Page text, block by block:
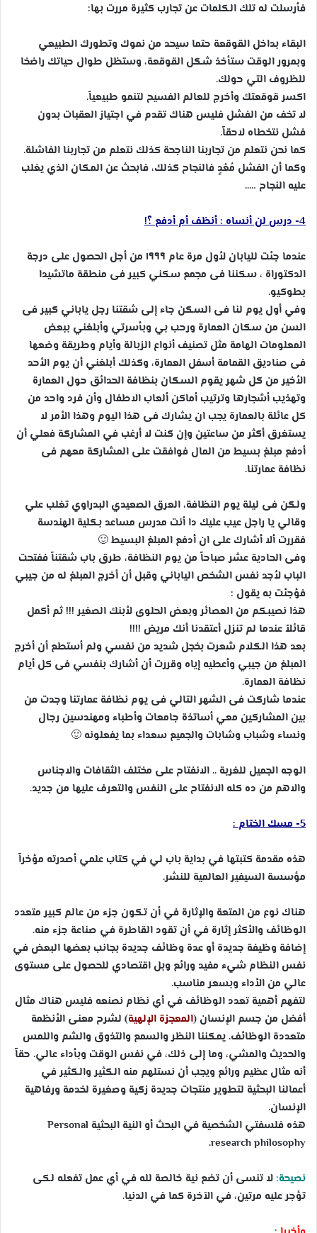
فأرسلت له تلك الكلمات عن تجارب كثيرة مررت بها:
البقاء بداخل القوقعة حتما سيحد من نموك وتطورك الطبيعي
وبمرور الوقت ستأخذ شكل القوقعة، وستظل طوال حياتك راضخا
للظروف التي حولك.
اكسر قوقعتك وأخرج للعالم الفسيح لتنمو طبيعياً.
لا تخف من الفشل فليس هناك تقدم في اجتياز العقبات بدون
فشل نتخطاه لاحقاً.
كما نحن نتعلم من تجاربنا الناجحة كذلك نتعلم من تجاربنا الفاشلة.
وكما أن الفشل مُعْدٍ فالنجاح كذلك، فابحث عن المكان الذي يغلب
عليه النجاح …..
4- درس لن أنساه : أنظف أم أدفع ؟!
عندما جئت لليابان لأول مرة عام ١٩٩٩ من أجل الحصول على درجة
الدكتوراة ، سكننا فى مجمع سكني كبير فى منطقة ماتشيدا
بطوكيو.
وفي أول يوم لنا فى السكن جاء إلى شقتنا رجل ياباني كبير فى
السن من سكان العمارة ورحب بي وبأسرتي وأبلغني ببعض
المعلومات الهامة مثل تصنيف أنواع الزبالة وأيام وطريقة وضعها
فى صناديق القمامة أسفل العمارة، وكذلك أبلغني أن يوم الأحد
الأخير من كل شهر يقوم السكان بنظافة الحدائق حول العمارة
وتهذيب أشجارها وترتيب أماكن ألعاب الاطفال وأن فرد واحد من
كل عائلة بالعمارة يجب ان يشارك فى هذا اليوم وهذا الأمر لا
يستغرق أكثر من ساعتين وإن كنت لا أرغب في المشاركة فعلي أن
أدفع مبلغ بسيط من المال فوافقت على المشاركة معهم فى
نظافة عمارتنا.
ولكن فى ليلة يوم النظافة، العرق الصعيدي البدراوي تغلب علي
وقالي يا راجل عيب عليك دا أنت مدرس مساعد بكلية الهندسة
فقررت ألا أشارك على ان أدفع المبلغ البسيط 🙂
وفى الحادية عشر صباحاً من يوم النظافة، طرق باب شقتناً ففتحت
الباب لأجد نفس الشخص الياباني وقبل أن أخرج المبلغ له من جيبي
فؤجئت به يقول :
هذا نصيبكم من العصائر وبعض الحلوى لأبنك الصغير !!! ثم أكمل
قائلاً عندما لم تنزل أعتقدنا أنك مريض !!!!
بعد هذا الكلام شعرت بخجل شديد من نفسي ولم أستطع أن أخرج
المبلغ من جيبي وأعطيه إياه وقررت أن أشارك بنفسي فى كل أيام
نظافة العمارة.
عندما شاركت فى الشهر التالي فى يوم نظافة عمارتنا وجدت من
بين المشاركين معي أساتذة جامعات وأطباء ومهندسين رجال
ونساء وشباب وشابات والجميع سعداء بما يفعلونه 🙂
الوجه الجميل للغربة .. الانفتاح على مختلف الثقافات والاجناس
والاهم من ده كله الانفتاح على النفس والتعرف عليها من جديد.
5- مسك الختام :
هذه مقدمة كتبتها في بداية باب لي في كتاب علمي أصدرته مؤخراً
مؤسسة السيفير العالمية للنشر.
هناك نوع من المتعة والإثارة في أن تكون جزء من عالم كبير متعدد
الوظائف والأكثر إثارة في أن تقود القاطرة في صناعة جزء منه.
إضافة وظيفة جديدة أو عدة وظائف جديدة بجانب بعضها البعض في
نفس النظام شيء مفيد ورائع وبل اقتصادي للحصول على مستوى
عالي من الأداء وبسعر مناسب.
لتفهم أهمية تعدد الوظائف في أي نظام نصنعه فليس هناك مثال
أفضل من جسم الإنسان (المعجزة الإلهية) لشرح معنى الأنظمة
متعددة الوظائف. يمكننا النظر والسمع والتذوق والشم واللمس
والحديث والمشي، وما إلى ذلك، في نفس الوقت وبأداء عالي. حقاً
أنه مثال عظيم ورائع ويجب أن نستلهم منه الكثير والكثير في
أعمالنا البحثية لتطوير منتجات جديدة زكية وصغيرة لخدمة ورفاهية
الإنسان.
هذه فلسفتي الشخصية في البحث أو النية البحثية Personal
researchphilosophy
.
نصيحة: لا تنسى أن تضع نية خالصة لله في أي عمل تفعله لكى
تؤجر عليه مرتين، في الآخرة كما في الدنيا.